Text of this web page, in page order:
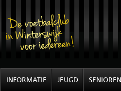
INFORMATIE JEUGD SENIOREN